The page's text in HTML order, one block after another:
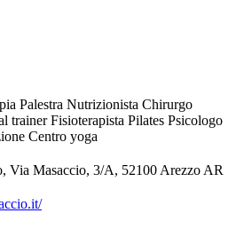
Palestra Nutrizionista Chirurgo
trainerFisioterapista Pilates Psicologo
Centro yoga
Via Masaccio, 3/A, 52100 Arezzo AR